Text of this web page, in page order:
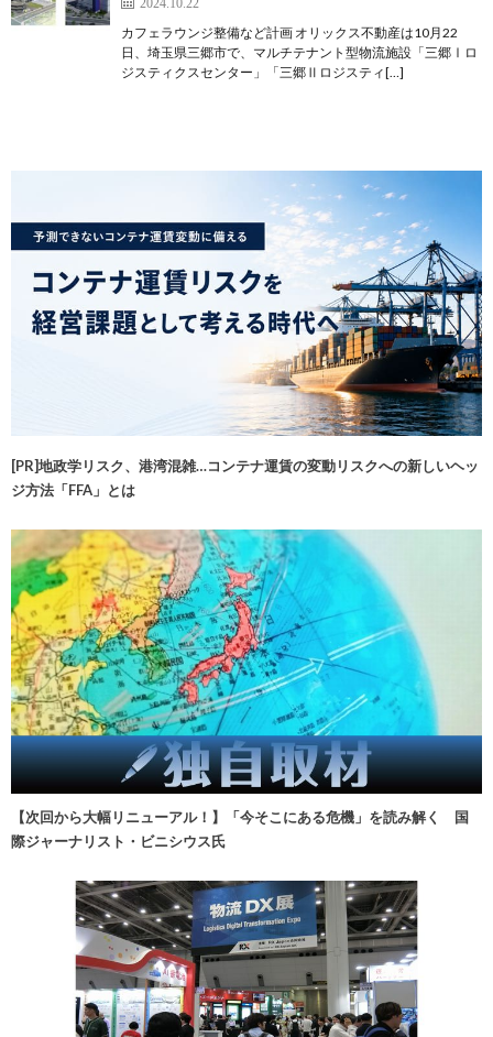
カフェラウンジ整備など計画 オリックス不動産は10月22
日、埼玉県三郷市で、マルチテナント型物流施設「三郷Ⅰロ
ジスティクスセンター」「三郷Ⅱロジスティ[…]
[PR]地政学リスク、港湾混雑…コンテナ運賃の変動リスクへの新しいヘッ
ジ方法「FFA」とは
【次回から大幅リニューアル！】「今そこにある危機」を読み解く 国
際ジャーナリスト・ビニシウス氏